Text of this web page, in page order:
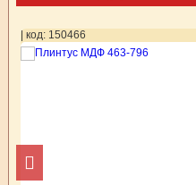
| код: 150466